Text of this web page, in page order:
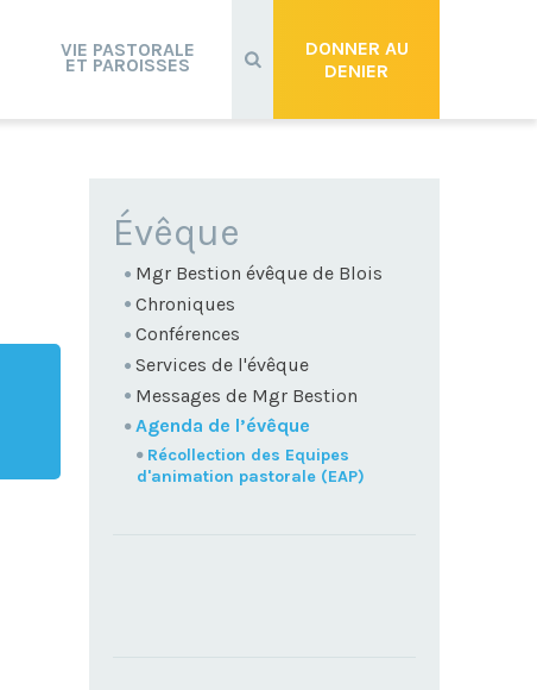
DONNER AU
DENIER
VIE PASTORALE
ET PAROISSES
NAVIGATION
Évêque
Mgr Bestion évêque de Blois
Chroniques
Conférences
Services de l'évêque
Messages de Mgr Bestion
Agenda de l’évêque
Récollection des Equipes
d'animation pastorale (EAP)